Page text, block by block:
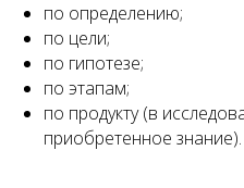
по определению;
по цели;
по гипотезе;
по этапам;
по продукту (в
приобретенное знание).